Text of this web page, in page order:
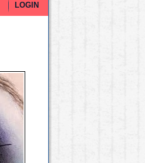
LOGIN